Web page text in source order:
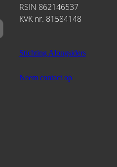
RSIN 862146537
KVK nr. 81584148
Stichting Alongsiders
Neem contact op